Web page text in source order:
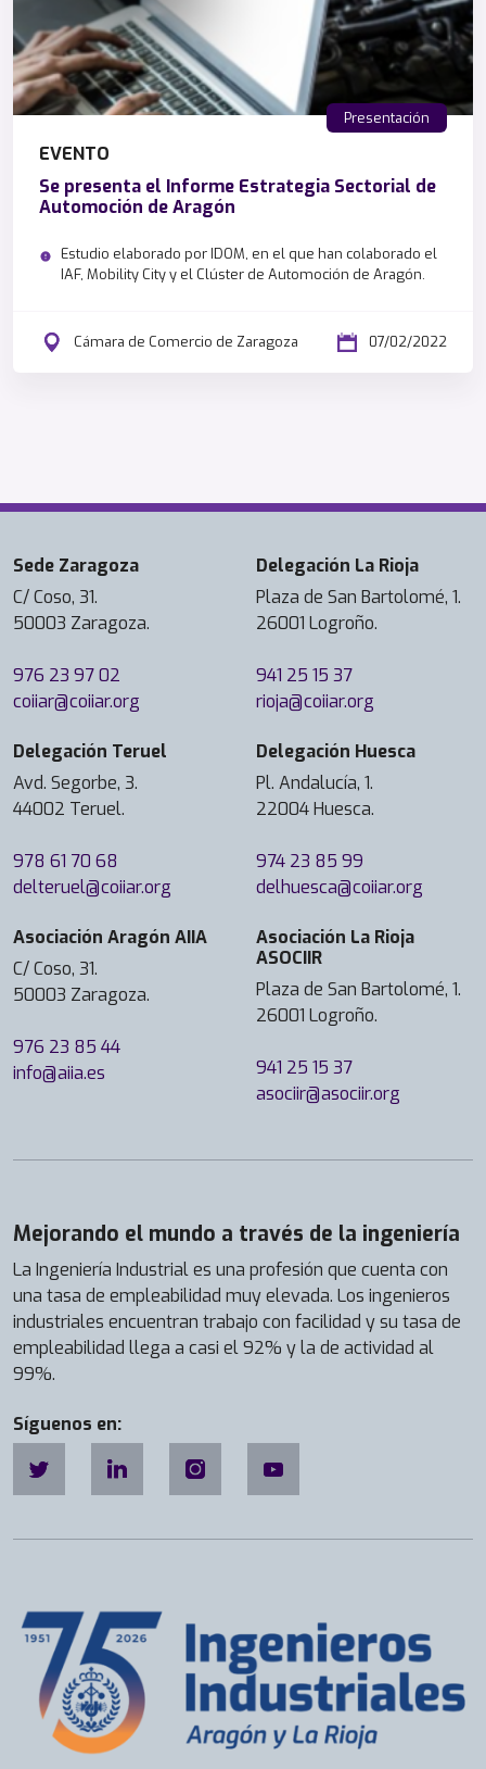
Presentación
EVENTO
Se presenta el Informe Estrategia Sectorial de
Automoción de Aragón
Estudio elaborado por IDOM, en el que han colaborado el
IAF, Mobility City y el Clúster de Automoción de Aragón.
Cámara de Comercio de Zaragoza 07/02/2022
Sede Zaragoza
C/ Coso, 31.
50003 Zaragoza.
976 23 97 02
coiiar@coiiar.org
Delegación La Rioja
Plaza de San Bartolomé, 1.
26001 Logroño.
941 25 15 37
rioja@coiiar.org
Delegación Teruel
Avd. Segorbe, 3.
44002 Teruel.
978 61 70 68
delteruel@coiiar.org
Delegación Huesca
Pl. Andalucía, 1.
22004 Huesca.
974 23 85 99
delhuesca@coiiar.org
Asociación Aragón AIIA
C/ Coso, 31.
50003 Zaragoza.
976 23 85 44
info@aiia.es
Asociación La Rioja
ASOCIIR
Plaza de San Bartolomé, 1.
26001 Logroño.
941 25 15 37
asociir@asociir.org
Mejorando el mundo a través de la ingeniería
La Ingeniería Industrial es una profesión que cuenta con
una tasa de empleabilidad muy elevada. Los ingenieros
industriales encuentran trabajo con facilidad y su tasa de
empleabilidad llega a casi el 92% y la de actividad al
99%.
Síguenos en: